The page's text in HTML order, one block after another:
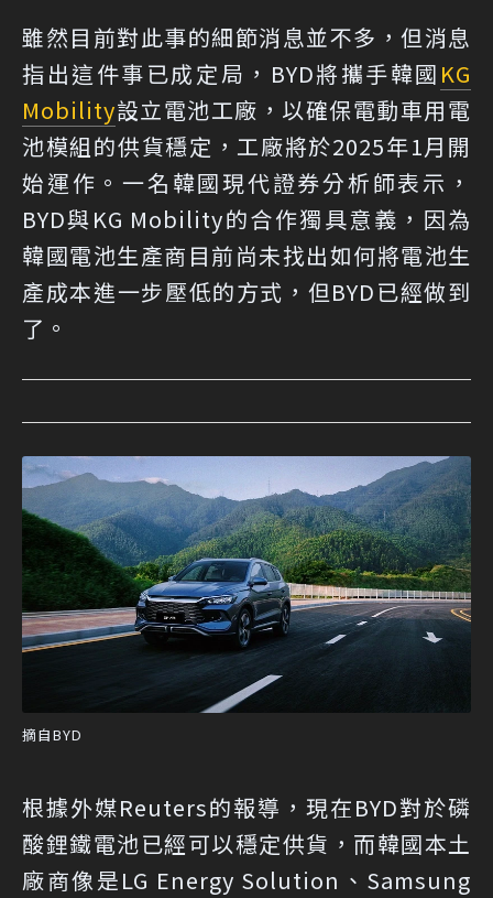
雖然目前對此事的細節消息並不多，但消息
指出這件事已成定局，BYD將攜手韓國 KG
Mobility設立電池工廠，以確保電動車用電
池模組的供貨穩定，工廠將於2025年1月開
始運作。一名韓國現代證券分析師表示，
BYD與KG Mobility的合作獨具意義，因為
韓國電池生產商目前尚未找出如何將電池生
產成本進一步壓低的方式，但BYD已經做到
了。
摘自BYD
根據外媒Reuters的報導，現在BYD對於磷
酸鋰鐵電池已經可以穩定供貨，而韓國本土
廠商像是LG Energy Solution、Samsung